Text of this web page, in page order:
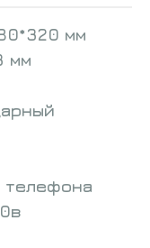
мм
мм
телефона